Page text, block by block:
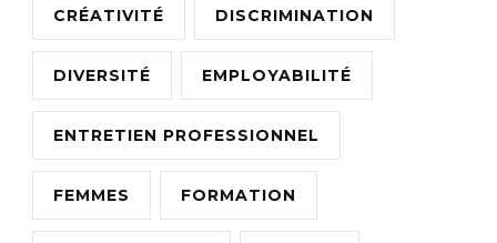
CRÉATIVITÉ DISCRIMINATION
DIVERSITÉ EMPLOYABILITÉ
ENTRETIEN PROFESSIONNEL
FEMMES FORMATION